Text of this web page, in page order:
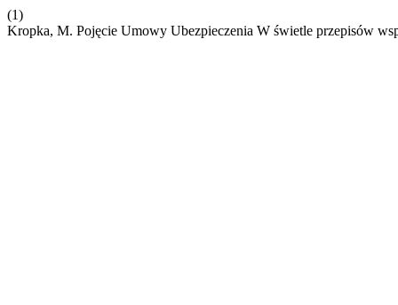
(1)
Kropka, M. Pojęcie Umowy Ubezpieczenia W świetle przepisów